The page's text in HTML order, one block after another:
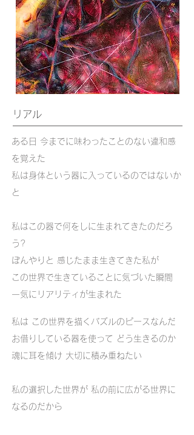
リアル
ある日 今までに味わったことのない違和感
を覚えた
私は身体という器に入っているのではないか
と
私はこの器で何をしに生まれてきたのだろ
う?
ぼんやりと 感じたまま生きてきた私が
この世界で生きていることに気づいた瞬間
一気にリアリティが生まれた
私は この世界を描くパズルのピースなんだ
お借りしている器を使って どう生きるのか
魂に耳を傾け 大切に積み重ねたい
私の選択した世界が 私の前に広がる世界に
なるのだから